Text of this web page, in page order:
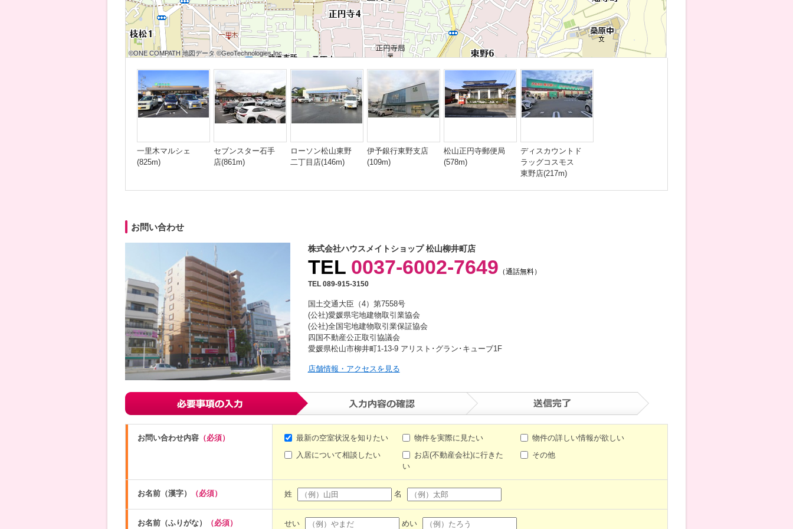
©ONE COMPATH 地図データ ©GeoTechnologies Inc.
©ONE COMPATH 地図データ ©GeoTechnologies Inc.
©ONE COMPATH 地図データ ©GeoTechnologies Inc.
©ONE COMPATH 地図データ ©GeoTechnologies Inc.
©ONE COMPATH 地図データ ©GeoTechnologies Inc.
©ONE COMPATH 地図データ ©GeoTechnologies Inc.
©ONE COMPATH 地図データ ©GeoTechnologies Inc.
©ONE COMPATH 地図データ ©GeoTechnologies Inc.
©ONE COMPATH 地図データ ©GeoTechnologies Inc.
一里木マルシェ
(825m)
セブンスター石手
店(861m)
ローソン松山東野
二丁目店(146m)
伊予銀行東野支店
(109m)
松山正円寺郵便局
(578m)
ディスカウントド
ラッグコスモス
東野店(217m)
お問い合わせ
株式会社ハウスメイトショップ 松山柳井町店
TEL 0037-6002-7649 （通話無料）
TEL 089-915-3150
国土交通大臣（4）第7558号
(公社)愛媛県宅地建物取引業協会
(公社)全国宅地建物取引業保証協会
四国不動産公正取引協議会
愛媛県松山市柳井町1-13-9 アリスト･グラン･キューブ1F
店舗情報・アクセスを見る
お問い合わせ内容（必須） 最新の空室状況を知りたい 物件を実際に見たい
物件の詳しい情報が欲しい
入居について相談したい
お店(不動産会社)に行きた
い
その他
お名前（漢字） （必須） 姓 名
お名前（ふりがな） （必須） せい めい